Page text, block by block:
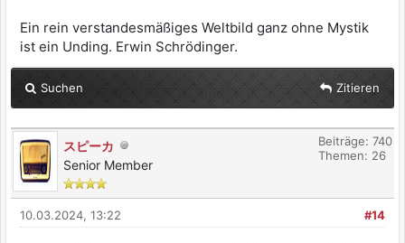
Ein rein verstandesmäßiges Weltbild ganz ohne Mystik
ist ein Unding. Erwin Schrödinger.
Suchen Zitieren
スピーカ
Senior Member
Beiträge: 740
Themen: 26
#14
10.03.2024, 13:22